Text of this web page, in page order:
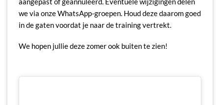
we via onze WhatsApp-groepen. Houd deze daarom goed
in de gaten voordat je naar de training vertrekt.
We hopen jullie deze zomer ook buiten te zien!